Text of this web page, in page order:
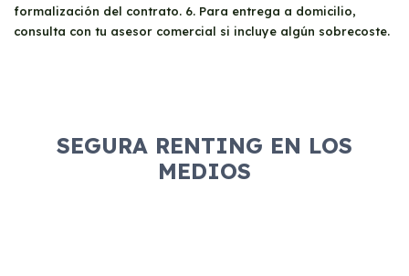
formalización del contrato. 6. Para entrega a domicilio,
consulta con tu asesor comercial si incluye algún sobrecoste.
SEGURA RENTING EN LOS
MEDIOS